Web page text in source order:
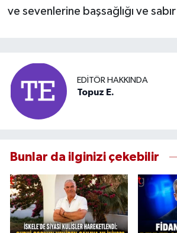
ve sevenlerine başsağlığı ve
EDITÖR HAKKINDA
Topuz E.
Bunlar da ilginizi çekebilir